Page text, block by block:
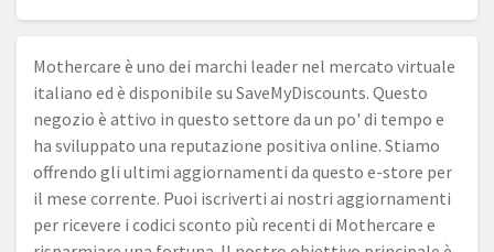
Mothercare è uno dei marchi leader nel mercato virtuale
italiano ed è disponibile su SaveMyDiscounts. Questo
negozio è attivo in questo settore da un po' di tempo e
ha sviluppato una reputazione positiva online. Stiamo
offrendo gli ultimi aggiornamenti da questo e-store per
il mese corrente. Puoi iscriverti ai nostri aggiornamenti
per ricevere i codici sconto più recenti di Mothercare e